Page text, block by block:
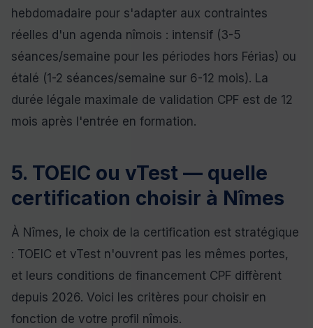
hebdomadaire pour s'adapter aux contraintes
réelles d'un agenda nîmois : intensif (3-5
séances/semaine pour les périodes hors Férias) ou
étalé (1-2 séances/semaine sur 6-12 mois). La
durée légale maximale de validation CPF est de 12
mois après l'entrée en formation.
5. TOEIC ou vTest — quelle
certification choisir à Nîmes
À Nîmes, le choix de la certification est stratégique
: TOEIC et vTest n'ouvrent pas les mêmes portes,
et leurs conditions de financement CPF diffèrent
depuis 2026. Voici les critères pour choisir en
fonction de votre profil nîmois.